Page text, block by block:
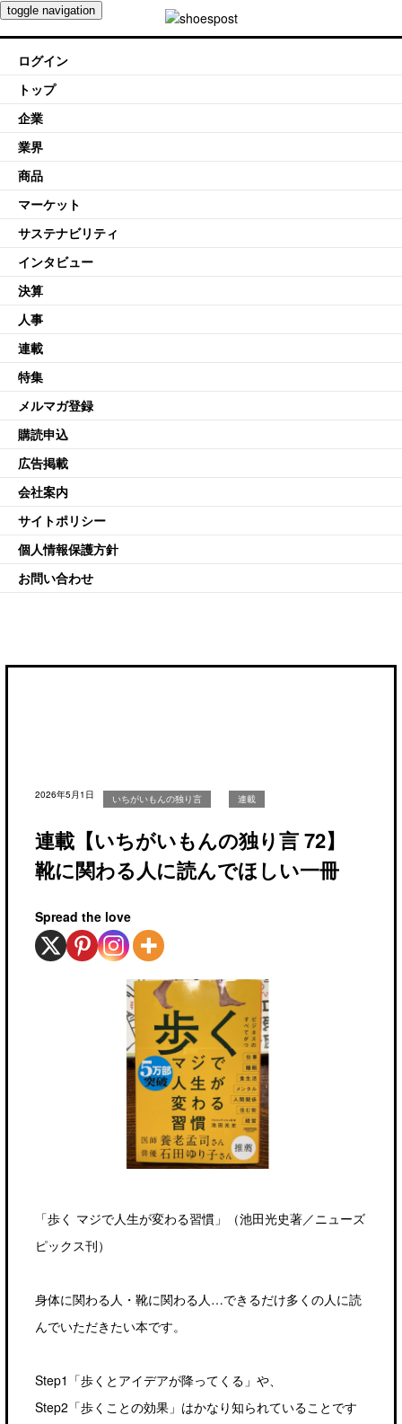
toggle navigation
ログイン
トップ
企業
業界
商品
マーケット
サステナビリティ
インタビュー
決算
人事
連載
特集
メルマガ登録
購読申込
広告掲載
会社案内
サイトポリシー
個人情報保護方針
お問い合わせ
2026年5月1日 いちがいもんの独り言 連載
連載【いちがいもんの独り言 72】
靴に関わる人に読んでほしい一冊
Spread the love
「歩く マジで人生が変わる習慣」（池田光史著／ニューズ
ピックス刊）
身体に関わる人・靴に関わる人…できるだけ多くの人に読
んでいただきたい本です。
Step1「歩くとアイデアが降ってくる」や、
Step2「歩くことの効果」はかなり知られていることです